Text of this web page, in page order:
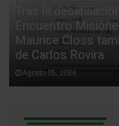
Tras la
Encuentro
Maurice Closs
de Carlos Rovira
Agosto 05, 2026